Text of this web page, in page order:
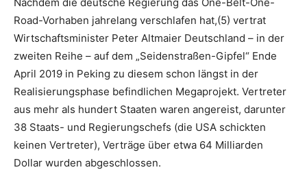
Road-Vorhaben jahrelang verschlafen hat,(5) vertrat
Wirtschaftsminister Peter Altmaier Deutschland – in der
zweiten Reihe – auf dem „Seidenstraßen-Gipfel“ Ende
April 2019 in Peking zu diesem schon längst in der
Realisierungsphase befindlichen Megaprojekt. Vertreter
aus mehr als hundert Staaten waren angereist, darunter
38 Staats- und Regierungschefs (die USA schickten
keinen Vertreter), Verträge über etwa 64 Milliarden
Dollar wurden abgeschlossen.